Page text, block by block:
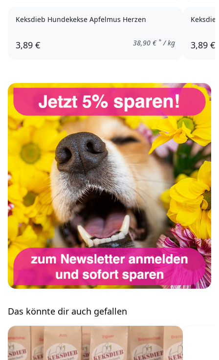
Keksdieb Hundekekse Apfelmus Herzen
3,89 € 38,90 € * / kg 3,89 €
Das könnte dir auch gefallen